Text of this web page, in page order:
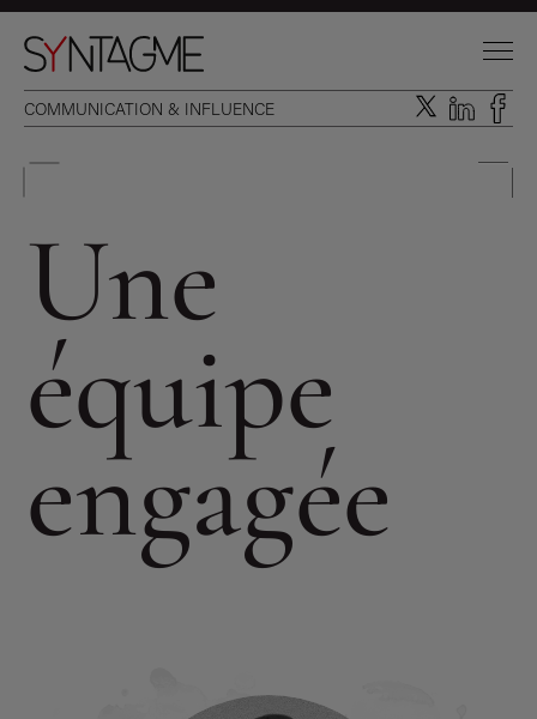
DOMAINES D’INTERVENTION
L’AGENCE
COMMUNICATION & INFLUENCE
Une
équipe
engagée